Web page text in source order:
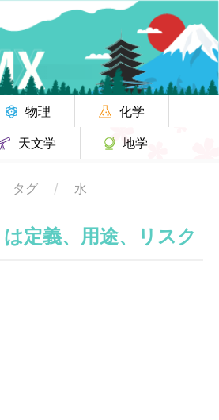
物理
化学
天文学 地学
タグ 水
定義、用途、リスク